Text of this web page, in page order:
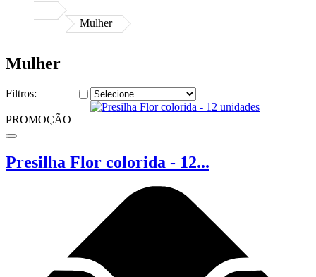
Mulher
Mulher
Filtros:
PROMOÇÃO
Presilha Flor colorida - 12...